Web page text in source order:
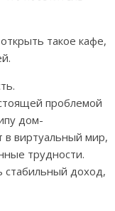
такое кафе,
проблемой
дом-
в виртуальный мир,
трудности.
стабильный доход,